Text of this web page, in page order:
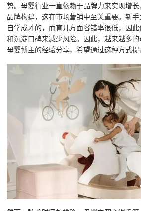
势。母婴行业一直依赖于品牌力来实现增
品牌构建，这在市场营销中至关重要。新
自学成才的，而育儿方面容错率很低，因
和沉淀口碑来减少风险。因此，越来越多
母婴博主的经验分享，希望通过这种方式提